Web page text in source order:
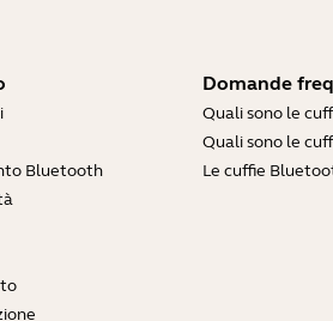
Bluetooth
Domande
Quali sono le
Quali sono le
Le cuffie